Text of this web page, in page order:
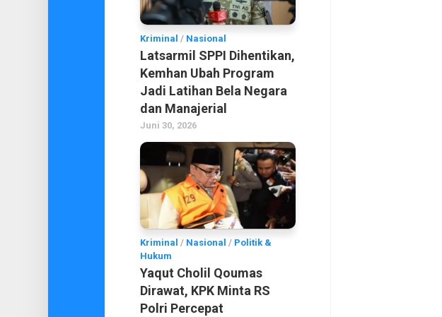
Kriminal / Nasional
Latsarmil SPPI Dihentikan,
Kemhan Ubah Program
Jadi Latihan Bela Negara
dan Manajerial
Juni 30, 2026
Kriminal / Nasional / Politik &
Hukum
Yaqut Cholil Qoumas
Dirawat, KPK Minta RS
Polri Percepat